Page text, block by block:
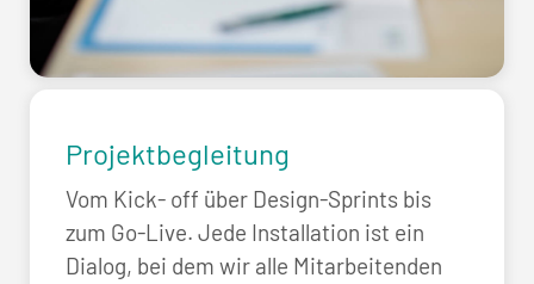
Projektbegleitung
Vom Kick- off über Design-Sprints bis
zum Go-Live. Jede Installation ist ein
Dialog, bei dem wir alle Mitarbeitenden